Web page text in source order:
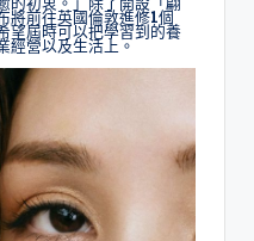
將前往英國倫敦進修1個
望屆時可以把學習到的養
經營以及生活上。